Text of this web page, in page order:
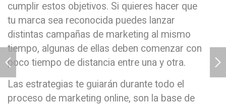
cumplir estos objetivos. Si quieres hacer que
tu marca sea reconocida puedes lanzar
distintas campañas de marketing al mismo
tiempo, algunas de ellas deben comenzar con
poco tiempo de distancia entre una y otra.
Las estrategias te guiarán durante todo el
proceso de marketing online, son la base de